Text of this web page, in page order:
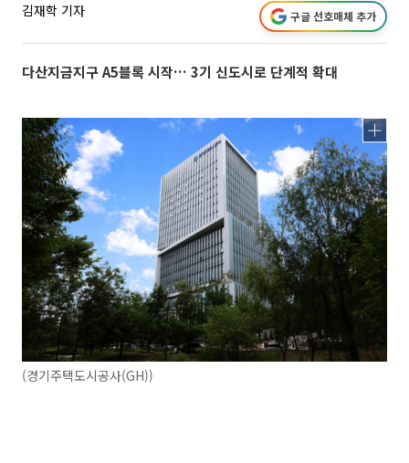
김재학 기자 구글 선호매체 추가
다산지금지구 A5블록 시작… 3기 신도시로 단계적 확대
(경기주택도시공사(GH))